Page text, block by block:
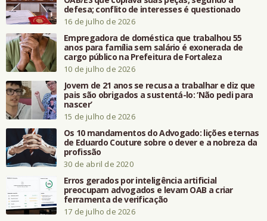
defesa; conflito de interesses é questionado
16 de julho de 2026
Empregadora de doméstica que trabalhou 55
anos para família sem salário é exonerada de
cargo público na Prefeitura de Fortaleza
10 de julho de 2026
Jovem de 21 anos se recusa a trabalhar e diz que
pais são obrigados a sustentá-lo: ‘Não pedi para
nascer’
15 de julho de 2026
Os 10 mandamentos do Advogado: lições eternas
de Eduardo Couture sobre o dever e a nobreza da
profissão
30 de abril de 2020
Erros gerados por inteligência artificial
preocupam advogados e levam OAB a criar
ferramenta de verificação
17 de julho de 2026